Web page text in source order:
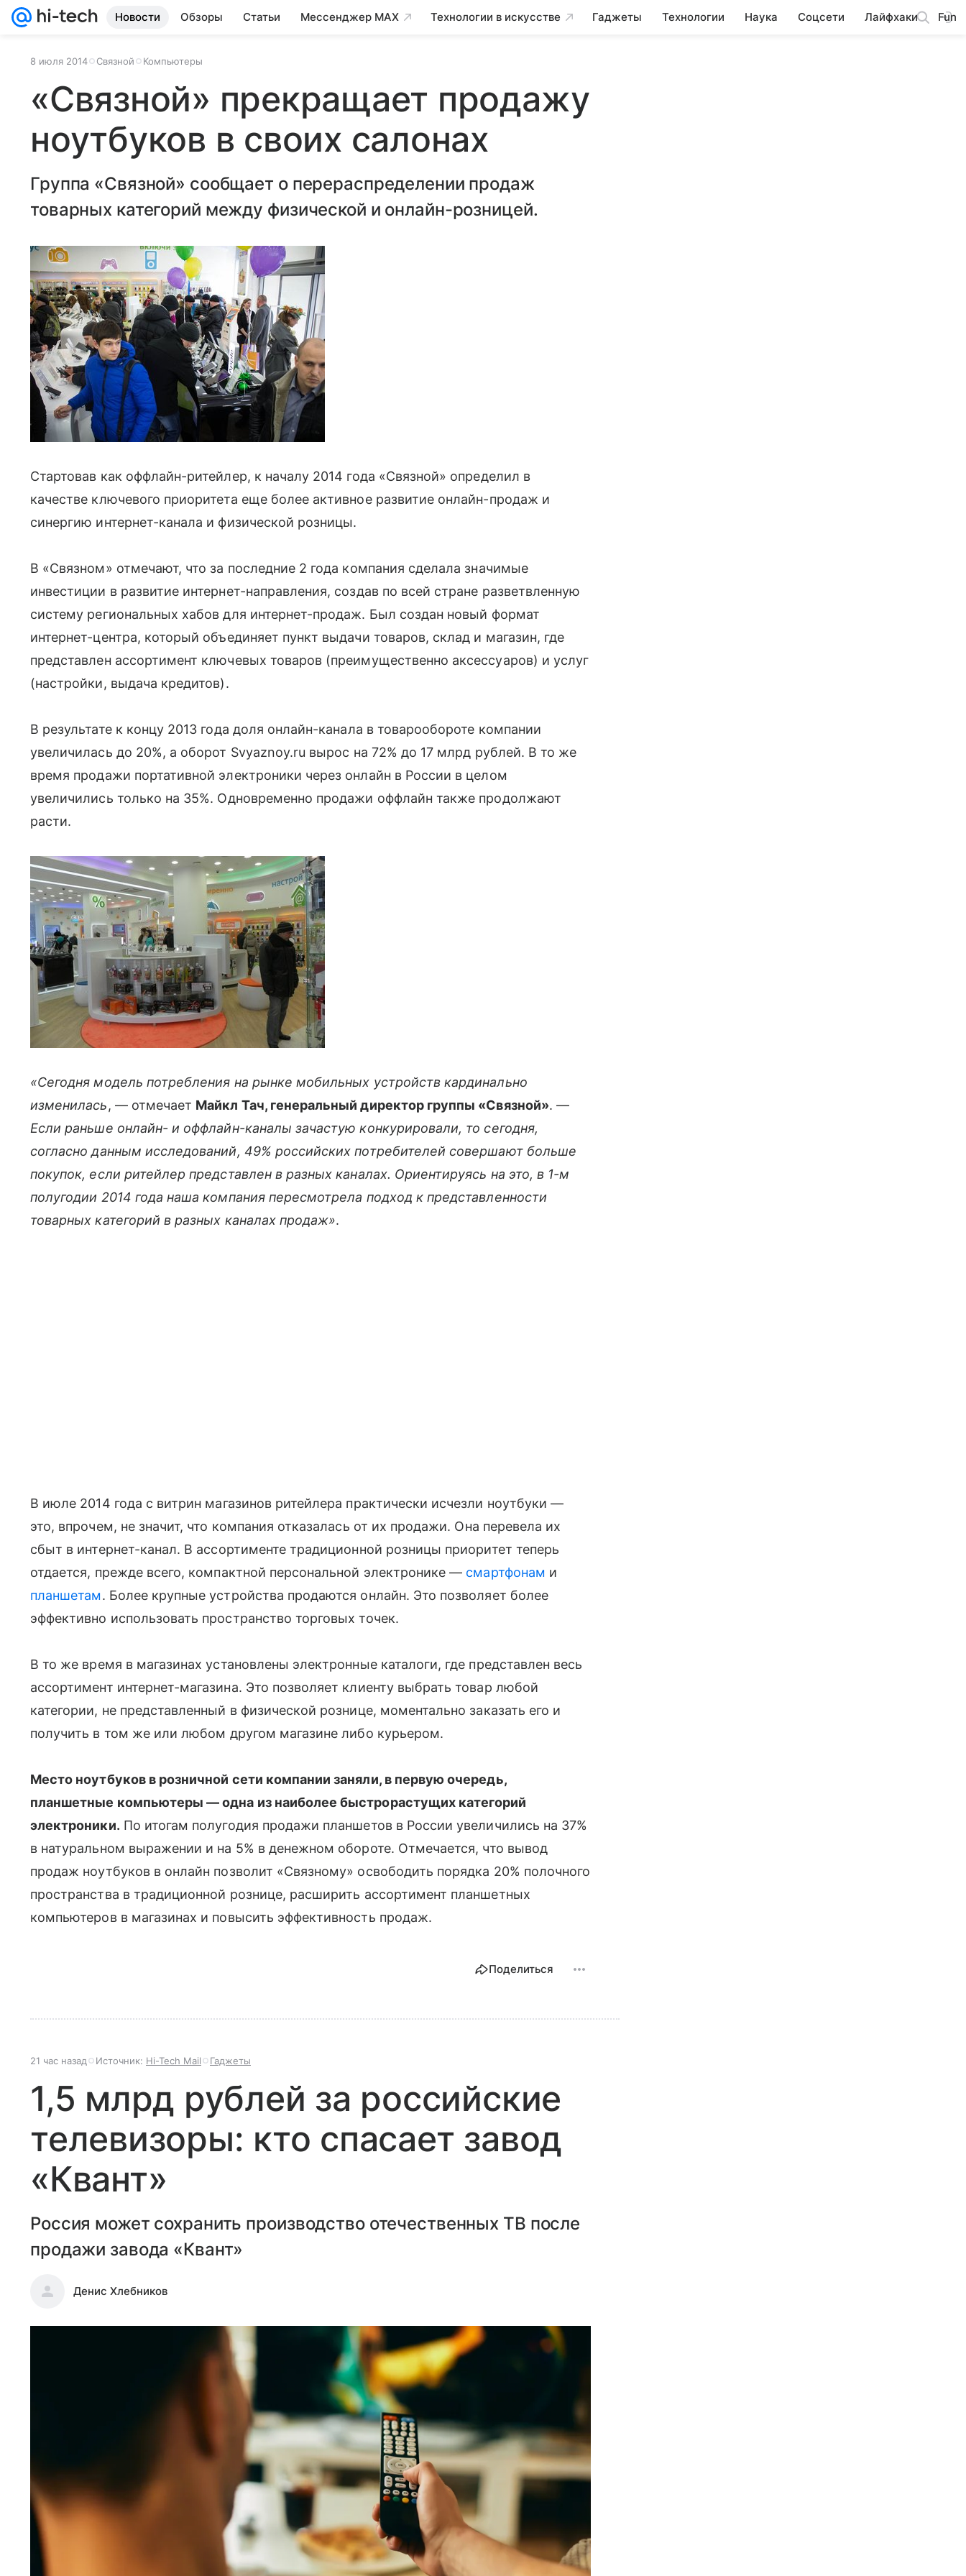
Новости Обзоры Статьи Мессенджер MAX Технологии в искусстве Гаджеты Технологии Наука Соцсети Лайфхаки Fun
8 июля 2014 Связной Компьютеры
«Связной» прекращает продажу
ноутбуков в своих салонах
Группа «Связной» сообщает о перераспределении продаж
товарных категорий между физической и онлайн-розницей.
Стартовав как оффлайн-ритейлер, к началу 2014 года «Связной» определил в
качестве ключевого приоритета еще более активное развитие онлайн-продаж и
синергию интернет-канала и физической розницы.
В «Связном» отмечают, что за последние 2 года компания сделала значимые
инвестиции в развитие интернет-направления, создав по всей стране разветвленную
систему региональных хабов для интернет-продаж. Был создан новый формат
интернет-центра, который объединяет пункт выдачи товаров, склад и магазин, где
представлен ассортимент ключевых товаров (преимущественно аксессуаров) и услуг
(настройки, выдача кредитов).
В результате к концу 2013 года доля онлайн-канала в товарообороте компании
увеличилась до 20%, а оборот Svyaznoy.ru вырос на 72% до 17 млрд рублей. В то же
время продажи портативной электроники через онлайн в России в целом
увеличились только на 35%. Одновременно продажи оффлайн также продолжают
расти.
«Сегодня модель потребления на рынке мобильных устройств кардинально
изменилась, — отмечает Майкл Тач, генеральный директор группы «Связной». —
Если раньше онлайн- и оффлайн-каналы зачастую конкурировали, то сегодня,
согласно данным исследований, 49% российских потребителей совершают больше
покупок, если ритейлер представлен в разных каналах. Ориентируясь на это, в 1-м
полугодии 2014 года наша компания пересмотрела подход к представленности
товарных категорий в разных каналах продаж».
В июле 2014 года с витрин магазинов ритейлера практически исчезли ноутбуки —
это, впрочем, не значит, что компания отказалась от их продажи. Она перевела их
сбыт в интернет-канал. В ассортименте традиционной розницы приоритет теперь
отдается, прежде всего, компактной персональной электронике — смартфонам и
планшетам. Более крупные устройства продаются онлайн. Это позволяет более
эффективно использовать пространство торговых точек.
В то же время в магазинах установлены электронные каталоги, где представлен весь
ассортимент интернет-магазина. Это позволяет клиенту выбрать товар любой
категории, не представленный в физической рознице, моментально заказать его и
получить в том же или любом другом магазине либо курьером.
Место ноутбуков в розничной сети компании заняли, в первую очередь,
планшетные компьютеры — одна из наиболее быстрорастущих категорий
электроники. По итогам полугодия продажи планшетов в России увеличились на 37%
в натуральном выражении и на 5% в денежном обороте. Отмечается, что вывод
продаж ноутбуков в онлайн позволит «Связному» освободить порядка 20% полочного
пространства в традиционной рознице, расширить ассортимент планшетных
компьютеров в магазинах и повысить эффективность продаж.
Поделиться
21 час назад Источник: Hi-Tech Mail Гаджеты
1,5 млрд рублей за российские
телевизоры: кто спасает завод
«Квант»
Россия может сохранить производство отечественных ТВ после
продажи завода «Квант»
Денис Хлебников